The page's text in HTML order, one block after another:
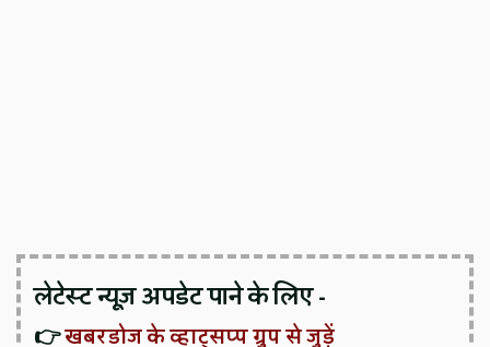
लेटेस्ट न्यूज़ अपडेट पाने के लिए -
👉खबरडोज के व्हाट्सप्प ग्रुप से जुड़ें